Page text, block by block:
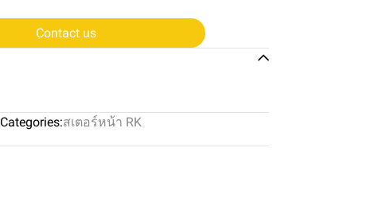
Contact us
Categories:สเตอร์หน้า RK